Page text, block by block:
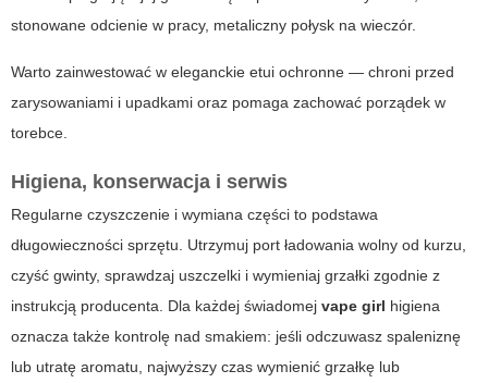
stonowane odcienie w pracy, metaliczny połysk na wieczór.
Warto zainwestować w eleganckie etui ochronne — chroni przed
zarysowaniami i upadkami oraz pomaga zachować porządek w
torebce.
Higiena, konserwacja i serwis
Regularne czyszczenie i wymiana części to podstawa
długowieczności sprzętu. Utrzymuj port ładowania wolny od kurzu,
czyść gwinty, sprawdzaj uszczelki i wymieniaj grzałki zgodnie z
instrukcją producenta. Dla każdej świadomej vape girl higiena
oznacza także kontrolę nad smakiem: jeśli odczuwasz spaleniznę
lub utratę aromatu, najwyższy czas wymienić grzałkę lub